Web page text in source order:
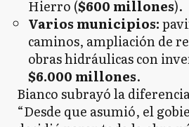
Hierro ($600 millones).
Varios municipios:
caminos, ampliación de
obras hidráulicas con
$6.000 millones.
Bianco subrayó la
“Desde que asumió, el